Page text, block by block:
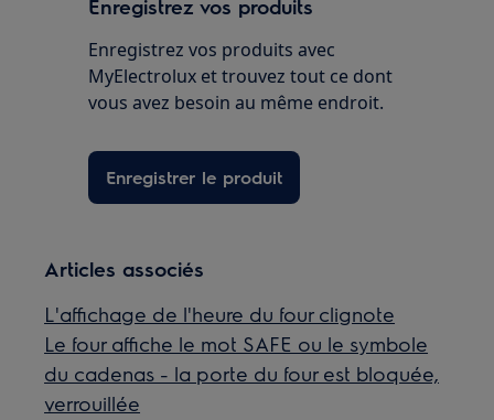
Enregistrez vos produits
Enregistrez vos produits avec
MyElectrolux et trouvez tout ce dont
vous avez besoin au même endroit.
Enregistrer le produit
Articles associés
L'affichage de l'heure du four clignote
Le four affiche le mot SAFE ou le symbole
du cadenas - la porte du four est bloquée,
verrouillée